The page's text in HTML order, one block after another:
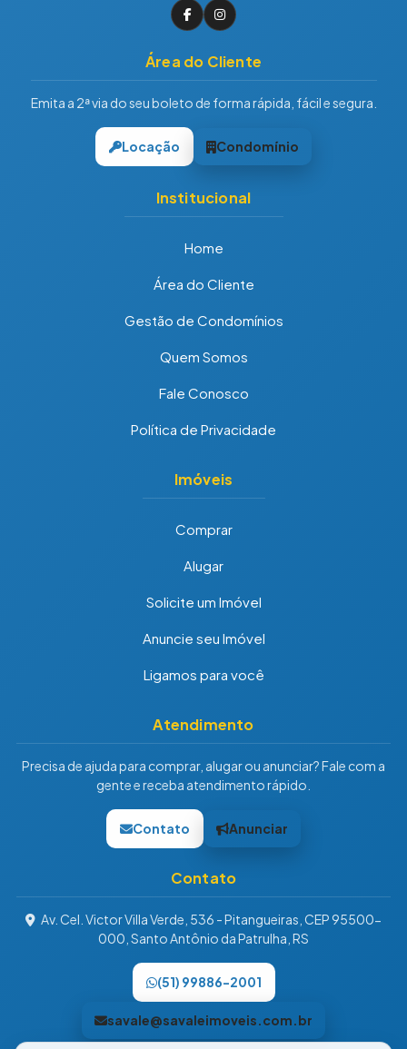
Área do Cliente
Emita a 2ª via do seu boleto de forma rápida, fácil e segura.
Locação Condomínio
Institucional
Home
Área do Cliente
Gestão de Condomínios
Quem Somos
Fale Conosco
Política de Privacidade
Imóveis
Comprar
Alugar
Solicite um Imóvel
Anuncie seu Imóvel
Ligamos para você
Atendimento
Precisa de ajuda para comprar, alugar ou anunciar? Fale com a
gente e receba atendimento rápido.
Contato Anunciar
Contato
Av. Cel. Victor Villa Verde, 536 - Pitangueiras, CEP 95500-
000, Santo Antônio da Patrulha, RS
(51) 99886-2001
savale@savaleimoveis.com.br